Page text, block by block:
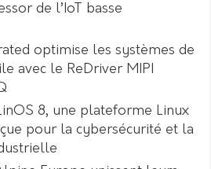
de l’IoT basse
optimise les systèmes de
avec le ReDriver MIPI
8, une plateforme Linux
pour la cybersécurité et la